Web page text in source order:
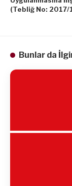
(Tebliğ No: 2017/
Bunlar da